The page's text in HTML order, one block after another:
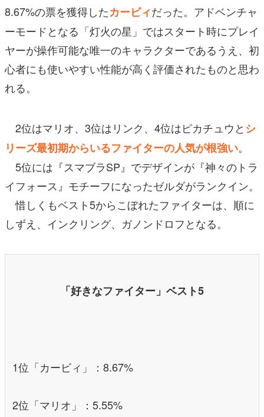
8.67%の票を獲得したカービィだった。アドベンチャ
ーモードとなる「灯火の星」ではスタート時にプレイ
ヤーが操作可能な唯一のキャラクターであるうえ、初
心者にも使いやすい性能が高く評価されたものと思わ
れる。
2位はマリオ、3位はリンク、4位はピカチュウと シ
リーズ最初期からいるファイターの人気が根強い。
5位には『スマブラSP』でデザインが『神々のトラ
イフォース』モチーフになったゼルダがランクイン。
惜しくもベスト5からこぼれたファイターは、順に
しずえ、インクリング、ガノンドロフとなる。
「好きなファイター」ベスト5
1位「カービィ」：8.67%
2位「マリオ」：5.55%